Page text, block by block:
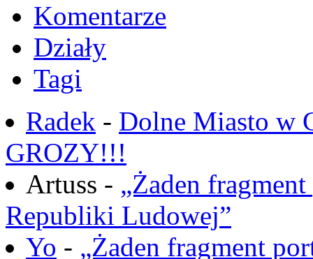
Komentarze
Działy
Tagi
Radek - Dolne Miasto w
GROZY!!!
Artuss - „Żaden
Republiki Ludowej”
Yo - „Żaden fragment